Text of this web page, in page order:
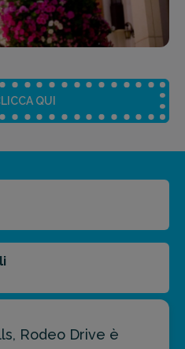
QUI
Punti chiave
viaggio.
Rodeo Drive è